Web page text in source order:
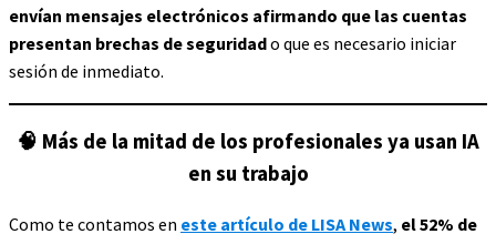
envían mensajes electrónicos afirmando que las cuentas
presentan brechas de seguridado que es necesario iniciar
sesión de inmediato.
🧠 Más de la mitad de los profesionales ya usan IA
en su trabajo
Como te contamos en este artículo de LISA News, el 52% de